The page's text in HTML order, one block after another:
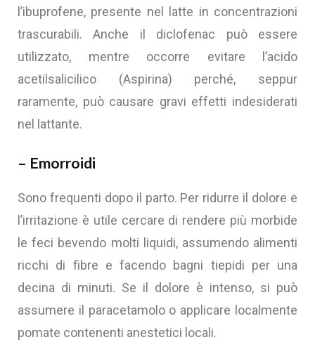
l’ibuprofene, presente nel latte in concentrazioni
trascurabili. Anche il diclofenac può essere
utilizzato, mentre occorre evitare l’acido
acetilsalicilico (Aspirina) perché, seppur
raramente, può causare gravi effetti indesiderati
nel lattante.
– Emorroidi
Sono frequenti dopo il parto. Per ridurre il dolore e
l’irritazione è utile cercare di rendere più morbide
le feci bevendo molti liquidi, assumendo alimenti
ricchi di fibre e facendo bagni tiepidi per una
decina di minuti. Se il dolore è intenso, si può
assumere il paracetamolo o applicare localmente
pomate contenenti anestetici locali.